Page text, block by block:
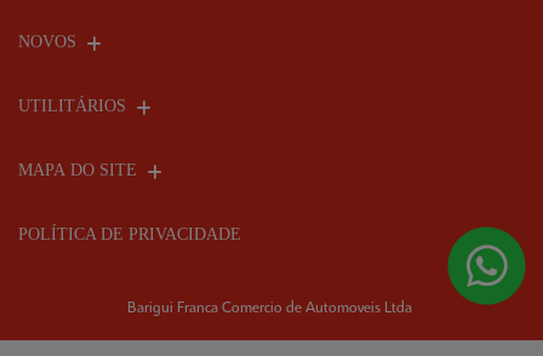
NOVOS
UTILITÁRIOS
MAPA DO SITE
POLÍTICA DE PRIVACIDADE
Barigui Franca Comercio de Automoveis Ltda